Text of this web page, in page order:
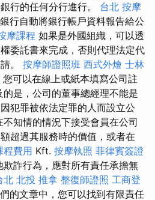
行的任何分行進行。 台北 按摩
銀行自動將銀行帳戶資料報告給公
摩課程 如果是外國組織，可以透
委託書來完成，否則代理法定代
。 按摩師證照班 西式外燴 士林
您可以在線上或紙本填寫公司註
是，公司的董事總經理不能是
犯罪被依法定罪的人而設立公
不知情的情況下接受會員在公司
超過其服務時的價值，或者在
程費用 Kft. 按摩執照 菲律賓簽證
欺詐行為，應對所有責任承擔無
北 北投 推拿 整復師證照 工商登
的文章中，您可以找到有限責任